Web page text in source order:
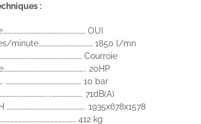
:
OUI
minute……………………………………… 1850 l/mn
Courroie
20HP
10 bar
71dB(A)
1935x678x1578
412 kg